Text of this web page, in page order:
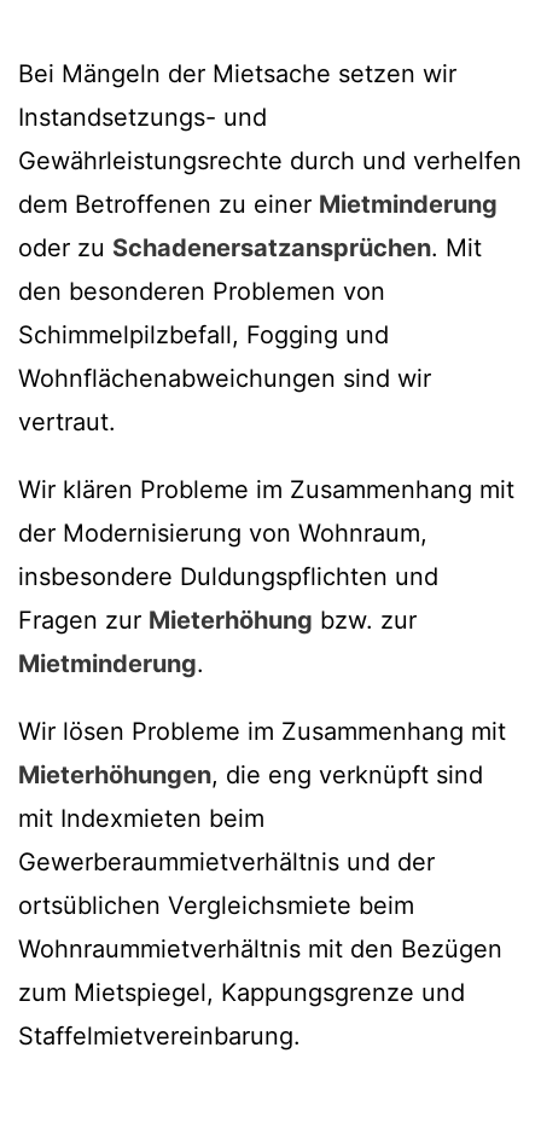
Bei Mängeln der Mietsache setzen wir
Instandsetzungs- und
Gewährleistungsrechte durch und verhelfen
dem Betroffenen zu einer Mietminderung
oder zu Schadenersatzansprüchen. Mit
den besonderen Problemen von
Schimmelpilzbefall, Fogging und
Wohnflächenabweichungen sind wir
vertraut.
Wir klären Probleme im Zusammenhang mit
der Modernisierung von Wohnraum,
insbesondere Duldungspflichten und
Fragen zur Mieterhöhung bzw. zur
Mietminderung.
Wir lösen Probleme im Zusammenhang mit
Mieterhöhungen, die eng verknüpft sind
mit Indexmieten beim
Gewerberaummietverhältnis und der
ortsüblichen Vergleichsmiete beim
Wohnraummietverhältnis mit den Bezügen
zum Mietspiegel, Kappungsgrenze und
Staffelmietvereinbarung.